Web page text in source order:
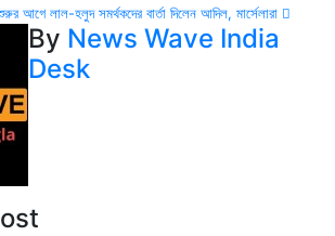
লাল-হলুদ সমর্থকদের বার্তা দিলেন আদিল, মার্সেলারা
By News Wave India
Desk